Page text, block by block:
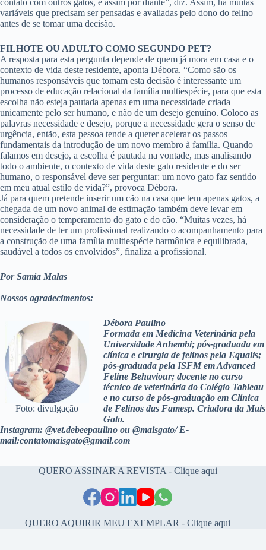
contato com outros gatos, e assim por diante”, diz. Assim, há muitas
variáveis que precisam ser pensadas e avaliadas pelo dono do felino
antes de se tomar uma decisão.
FILHOTE OU ADULTO COMO SEGUNDO PET?
A resposta para esta pergunta depende de quem já mora em casa e o
contexto de vida deste residente, aponta Débora. “Como são os
humanos responsáveis que tomam esta decisão é interessante um
processo de educação relacional da família multiespécie, para que esta
escolha não esteja pautada apenas em uma necessidade criada
unicamente pelo ser humano, e não de um desejo genuíno. Coloco as
palavras necessidade e desejo, porque a necessidade gera o senso de
urgência, então, esta pessoa tende a querer acelerar os passos
fundamentais da introdução de um novo membro à família. Quando
falamos em desejo, a escolha é pautada na vontade, mas analisando
todo o ambiente, o contexto de vida deste gato residente e do ser
humano, o responsável deve ser perguntar: um novo gato faz sentido
em meu atual estilo de vida?”, provoca Débora.
Já para quem pretende inserir um cão na casa que tem apenas gatos, a
chegada de um novo animal de estimação também deve levar em
consideração o temperamento do gato e do cão. “Muitas vezes, há
necessidade de ter um profissional realizando o acompanhamento para
a construção de uma família multiespécie harmônica e equilibrada,
saudável a todos os envolvidos”, finaliza a profissional.
Por Samia Malas
Nossos agradecimentos:
Foto: divulgação
Débora Paulino
Formada em Medicina Veterinária pela
Universidade Anhembi; pós-graduada em
clínica e cirurgia de felinos pela Equalis;
pós-graduada pela ISFM em Advanced
Feline Behaviour; docente no curso
técnico de veterinária do Colégio Tableau
e no curso de pós-graduação em Clínica
de Felinos das Famesp. Criadora da Mais
Gato.
Instagram: @vet.debeepaulino ou @maisgato/ E-
mail:contatomaisgato@gmail.com
QUERO ASSINAR A REVISTA - Clique aqui
QUERO AQUIRIR MEU EXEMPLAR - Clique aqui